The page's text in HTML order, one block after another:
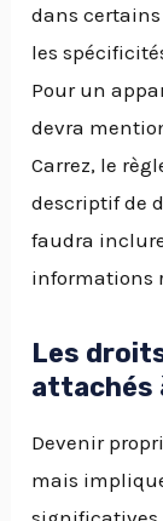
dans
les
Pour un
devra
Carrez, le
descriptif de
faudra
informations
Les
attachés
Devenir
mais